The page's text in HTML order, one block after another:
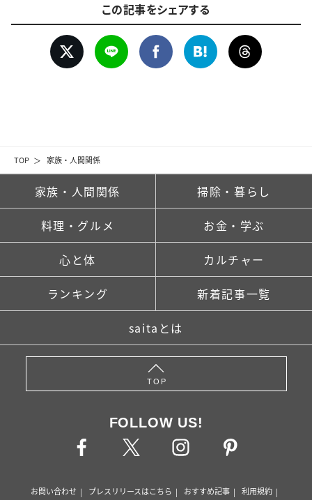
TOP 家族・人間関係
この記事をシェアする
家族・人間関係 掃除・暮らし
料理・グルメ お金・学ぶ
心と体 カルチャー
ランキング 新着記事一覧
saitaとは
TOP
FOLLOW US!
お問い合わせ プレスリリースはこちら おすすめ記事 利用規約